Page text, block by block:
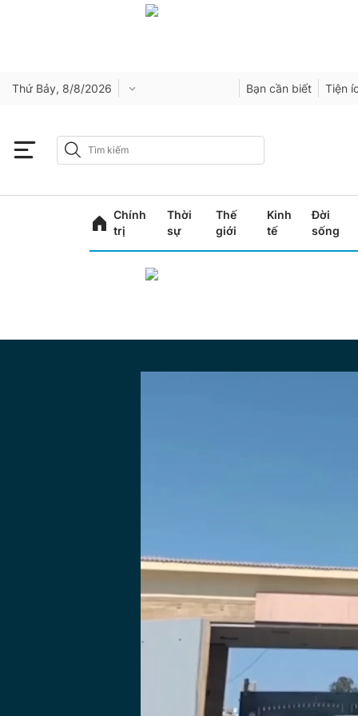
Thứ Bảy, 8/8/2026 Bạn cần biết Tiện
Chính
trị
Thời
sự
Thế
giới
Kinh
tế
Đời
sống